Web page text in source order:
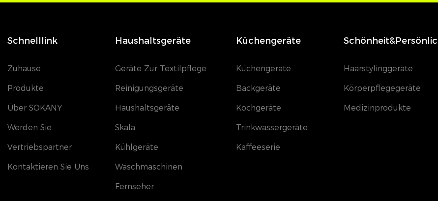
Schnelllink
Zuhause
Produkte
Über SOKANY
Werden Sie
Vertriebspartner
Kontaktieren Sie Uns
Haushaltsgeräte
Geräte Zur Textilpflege
Reinigungsgeräte
Haushaltsgeräte
Skala
Kühlgeräte
Waschmaschinen
Fernseher
Küchengeräte
Küchengeräte
Backgeräte
Kochgeräte
Trinkwassergeräte
Kaffeeserie
Haarstylinggeräte
Körperpflegegeräte
Medizinprodukte